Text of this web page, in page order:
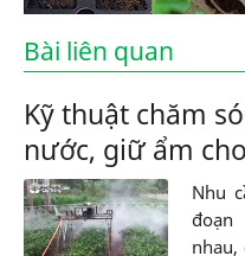
Bài liên quan
Kỹ thuật chăm
nước, giữ ẩm
Nhu
đoạn